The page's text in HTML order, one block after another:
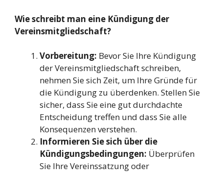
Wie schreibt man eine Kündigung der
Vereinsmitgliedschaft?
Vorbereitung: Bevor Sie Ihre Kündigung
der Vereinsmitgliedschaft schreiben,
nehmen Sie sich Zeit, um Ihre Gründe für
die Kündigung zu überdenken. Stellen Sie
sicher, dass Sie eine gut durchdachte
Entscheidung treffen und dass Sie alle
Konsequenzen verstehen.
Informieren Sie sich über die
Kündigungsbedingungen: Überprüfen
Sie Ihre Vereinssatzung oder